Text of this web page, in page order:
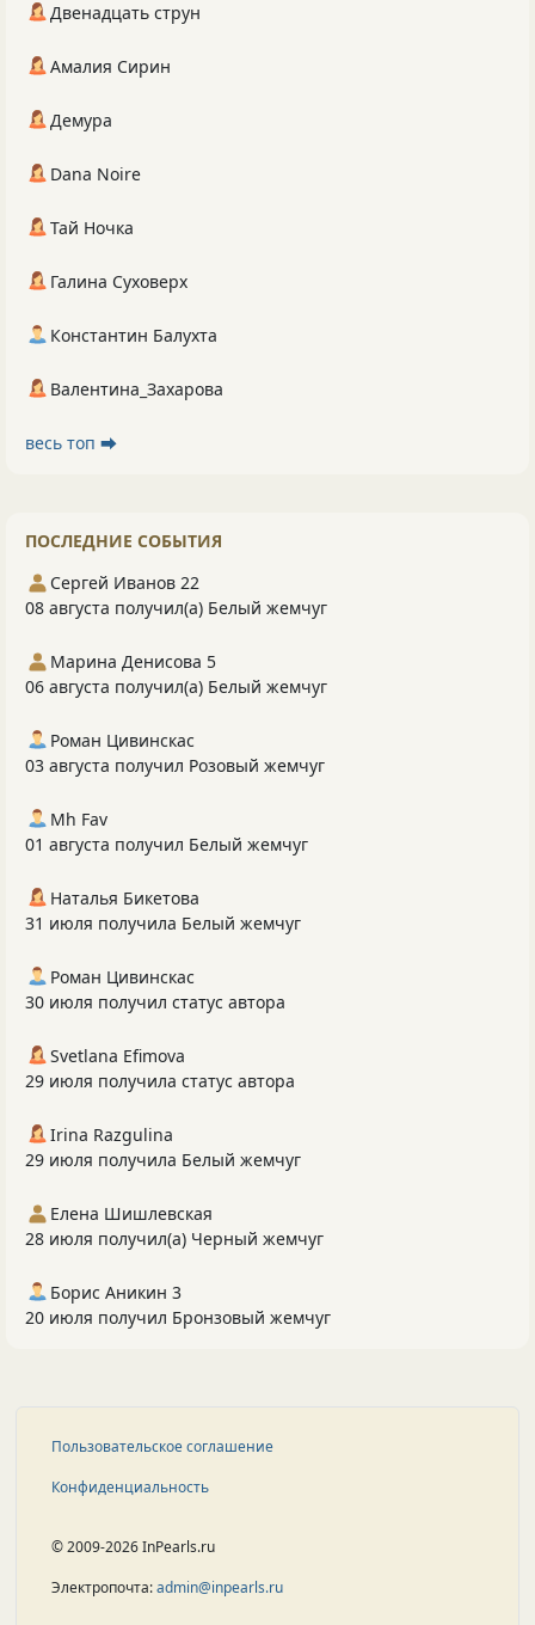
Двенадцать струн
Амалия Сирин
Демура
Dana Noire
Тай Ночка
Галина Суховерх
Константин Балухта
Валентина_Захарова
весь топ ⮕
ПОСЛЕДНИЕ СОБЫТИЯ
Сергей Иванов 22
08 августа получил(а) Белый жемчуг
Марина Денисова 5
06 августа получил(а) Белый жемчуг
Роман Цивинскас
03 августа получил Розовый жемчуг
Mh Fav
01 августа получил Белый жемчуг
Наталья Бикетова
31 июля получила Белый жемчуг
Роман Цивинскас
30 июля получил статус автора
Svetlana Efimova
29 июля получила статус автора
Irina Razgulina
29 июля получила Белый жемчуг
Елена Шишлевская
28 июля получил(а) Черный жемчуг
Борис Аникин 3
20 июля получил Бронзовый жемчуг
Пользовательское соглашение
Конфиденциальность
© 2009-2026 InPearls.ru
Электропочта:admin@inpearls.ru